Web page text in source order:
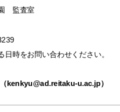
査室
お問い合わせください。
kenkyu@ad.reitaku-u.ac.jp）